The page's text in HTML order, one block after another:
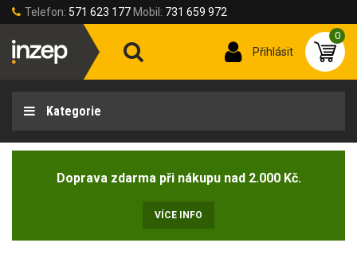
Telefon: 571 623 177 Mobil: 731 659 972
Přihlásit
0
Kategorie
Doprava zdarma při nákupu nad 2.000 Kč.
VÍCE INFO